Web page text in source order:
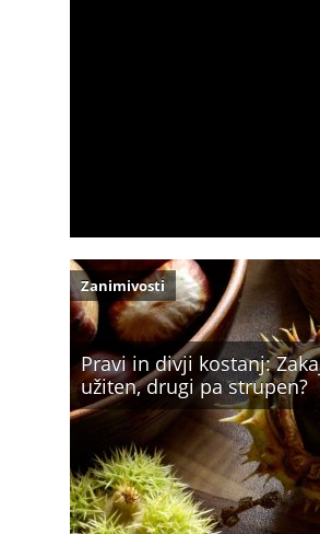
Pravi in divji kostanj:
užiten, drugi pa strupen?
Zanimivosti